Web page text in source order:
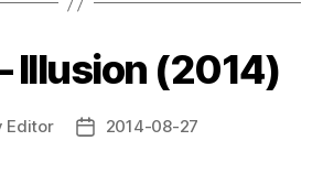
Illusion (2014)
Editor
Post2014-08-27